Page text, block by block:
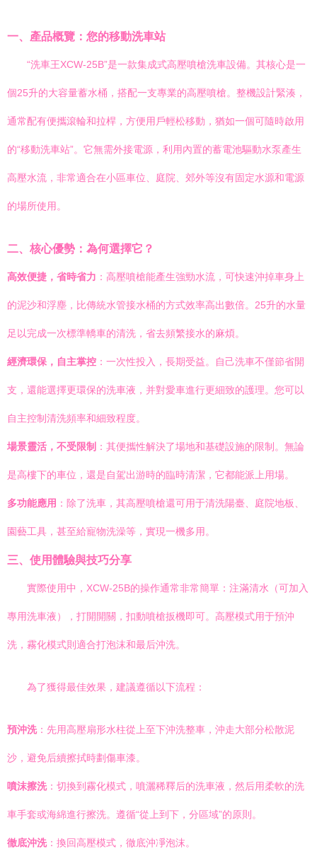
一、產品概覽：您的移動洗車站
“洗車王XCW-25B”是一款集成式高壓噴槍洗車設備。其核心是一
個25升的大容量蓄水桶，搭配一支專業的高壓噴槍。整機設計緊湊，
通常配有便攜滾輪和拉桿，方便用戶輕松移動，猶如一個可隨時啟用
的“移動洗車站”。它無需外接電源，利用內置的蓄電池驅動水泵產生
高壓水流，非常適合在小區車位、庭院、郊外等沒有固定水源和電源
的場所使用。
二、核心優勢：為何選擇它？
高效便捷，省時省力 ：高壓噴槍能產生強勁水流，可快速沖掉車身上
的泥沙和浮塵，比傳統水管接水桶的方式效率高出數倍。25升的水量
足以完成一次標準轎車的清洗，省去頻繁接水的麻煩。
經濟環保，自主掌控 ：一次性投入，長期受益。自己洗車不僅節省開
支，還能選擇更環保的洗車液，并對愛車進行更細致的護理。您可以
自主控制清洗頻率和細致程度。
場景靈活，不受限制 ：其便攜性解決了場地和基礎設施的限制。無論
是高樓下的車位，還是自駕出游時的臨時清潔，它都能派上用場。
多功能應用 ：除了洗車，其高壓噴槍還可用于清洗陽臺、庭院地板、
園藝工具，甚至給寵物洗澡等，實現一機多用。
三、使用體驗與技巧分享
實際使用中，XCW-25B的操作通常非常簡單：注滿清水（可加入
專用洗車液），打開開關，扣動噴槍扳機即可。高壓模式用于預沖
洗，霧化模式則適合打泡沫和最后沖洗。
為了獲得最佳效果，建議遵循以下流程：
預沖洗：先用高壓扇形水柱從上至下沖洗整車，沖走大部分松散泥
沙，避免后續擦拭時劃傷車漆。
噴沫擦洗：切換到霧化模式，噴灑稀釋后的洗車液，然后用柔軟的洗
車手套或海綿進行擦洗。遵循“從上到下，分區域”的原則。
徹底沖洗：換回高壓模式，徹底沖凈泡沫。